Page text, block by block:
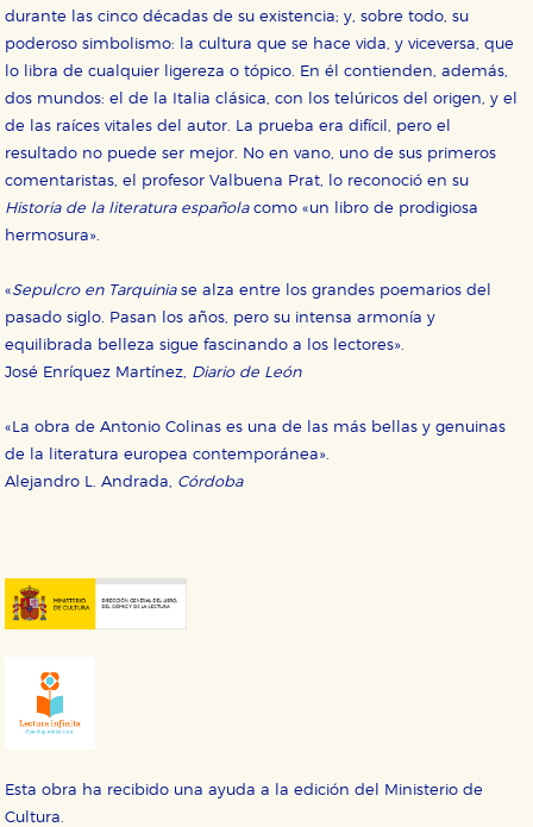
durante las cinco décadas de su existencia; y, sobre todo, su
poderoso simbolismo: la cultura que se hace vida, y viceversa, que
lo libra de cualquier ligereza o tópico. En él contienden, además,
dos mundos: el de la Italia clásica, con los telúricos del origen, y el
de las raíces vitales del autor. La prueba era difícil, pero el
resultado no puede ser mejor. No en vano, uno de sus primeros
comentaristas, el profesor Valbuena Prat, lo reconoció en su
Historia de la literatura españolacomo «un libro de prodigiosa
hermosura».
«Sepulcro en Tarquiniase alza entre los grandes poemarios del
pasado siglo. Pasan los años, pero su intensa armonía y
equilibrada belleza sigue fascinando a los lectores».
José Enríquez Martínez, Diario de León
«La obra de Antonio Colinas es una de las más bellas y genuinas
de la literatura europea contemporánea».
Alejandro L. Andrada, Córdoba
Esta obra ha recibido una ayuda a la edición del Ministerio de
Cultura.